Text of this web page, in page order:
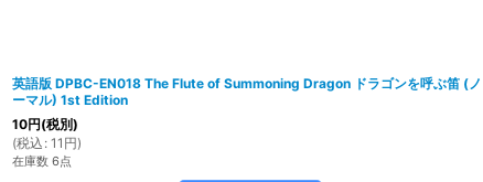
英語版 DPBC-EN018 The Flute of Summoning Dragon ドラゴンを呼ぶ笛 (ノ
ーマル) 1st Edition
10円(税別)
(税込 : 11 円)
在庫数 6点